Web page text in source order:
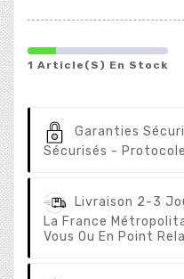
1 Article(s) En Stock
Garanties
Sécurisés -
Livraison 2-3
La France
Vous Ou En Point